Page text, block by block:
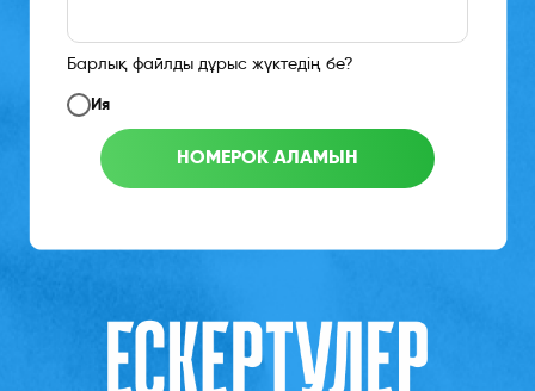
Барлық файлды дұрыс жүктедің бе?
Ия
НОМЕРОК АЛАМЫН